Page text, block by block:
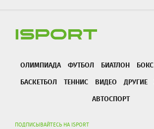
ОЛИМПИАДА ФУТБОЛ БИАТЛОН БОКС
БАСКЕТБОЛ
ТЕННИС ВИДЕО ДРУГИЕ
АВТОСПОРТ
ПОДПИСЫВАЙТЕСЬ НА ISPORT